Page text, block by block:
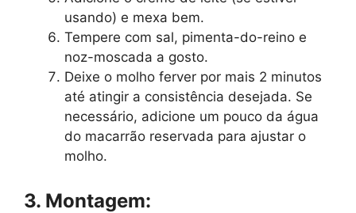
usando) e mexa bem.
Tempere com sal, pimenta-do-reino e
noz-moscada a gosto.
Deixe o molho ferver por mais 2 minutos
até atingir a consistência desejada. Se
necessário, adicione um pouco da água
do macarrão reservada para ajustar o
molho.
3. Montagem: